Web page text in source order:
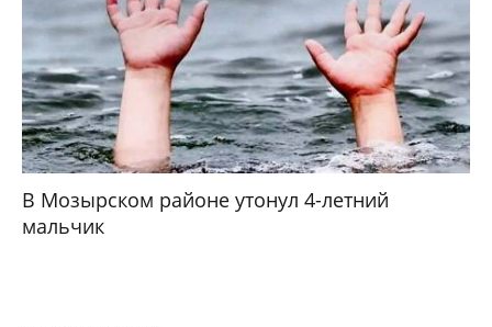
В Мозырском районе утонул 4-летний
мальчик